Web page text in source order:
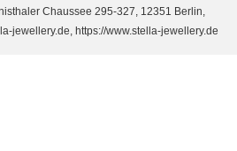
Chaussee 295-327, 12351 Berlin,
jewellery.de, https://www.stella-jewellery.de